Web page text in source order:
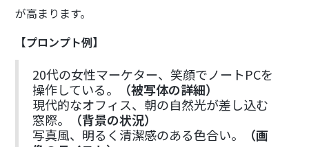
が高まります。
【プロンプト例】
20代の女性マーケター、笑顔でノートPCを
操作している。
（被写体の詳細）
現代的なオフィス、朝の自然光が差し込む
窓際。
（背景の状況）
写真風、明るく清潔感のある色合い。
（画